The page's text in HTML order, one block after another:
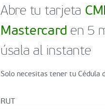
Abre tu tarjeta
Mastercard en 5
úsala al instante
Solo necesitas tener tu Cédula
RUT